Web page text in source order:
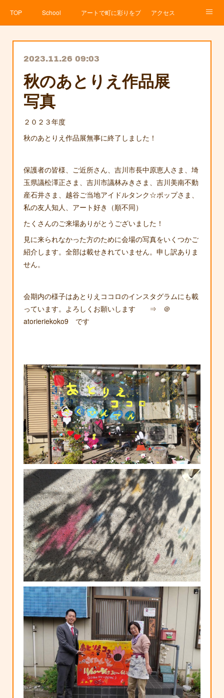
TOP School アートで町に彩りをプロジェクト
アクセス
2023.11.26 09:03
秋のあとりえ作品展
写真
２０２３年度
秋のあとりえ作品展無事に終了しました！
保護者の皆様、ご近所さん、吉川市長中原恵人さま、埼
玉県議松澤正さま、吉川市議林みきさま、吉川美南不動
産石井さま、越谷ご当地アイドルタンク☆ポップさま、
私の友人知人、アート好き（順不同）
たくさんのご来場ありがとうございました！
見に来られなかった方のために会場の写真をいくつかご
紹介します。全部は載せきれていません。申し訳ありま
せん。
会期内の様子はあとりえココロのインスタグラムにも載
っています。よろしくお願いします ⇒ ＠
atorieriekoko9 です